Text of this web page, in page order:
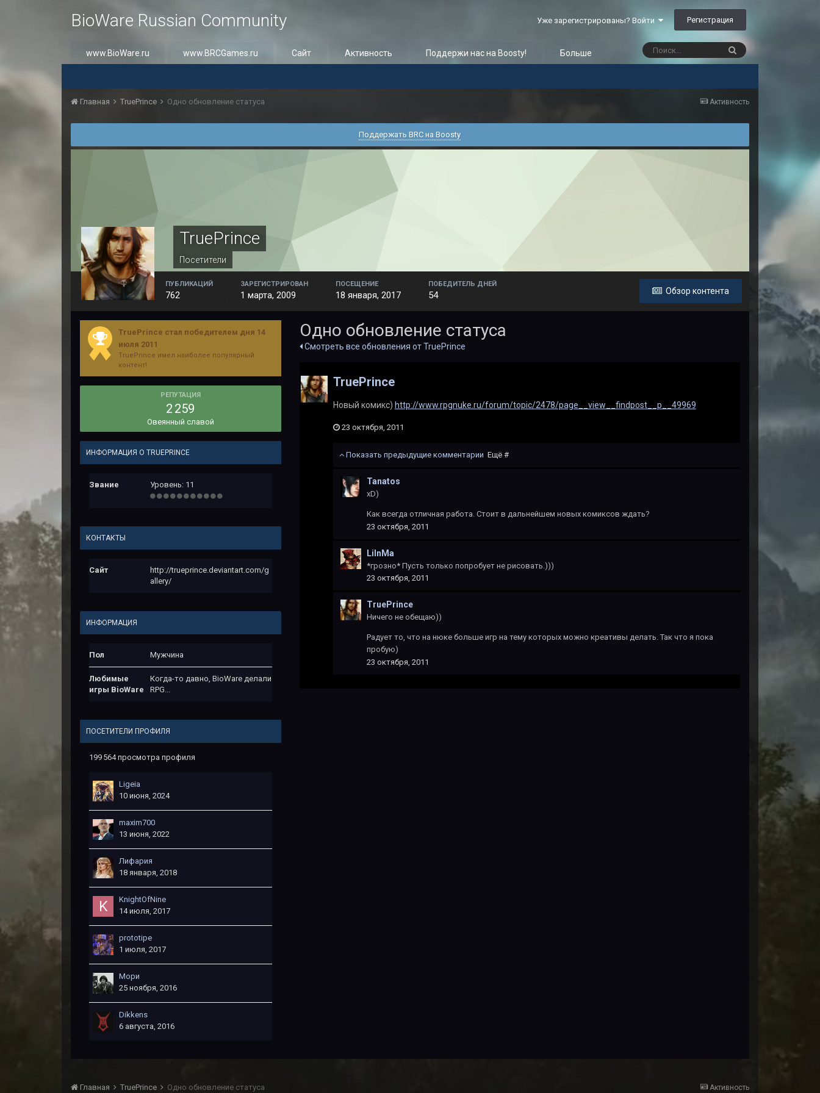
BioWare Russian Community Уже зарегистрированы? Войти Регистрация
www.BioWare.ru www.BRCGames.ru Сайт Активность Поддержи нас на Boosty! Больше
Активность
Главная TruePrince Одно обновление статуса
Поддержать BRC на Boosty
TruePrince
Посетители
Обзор контента
ПУБЛИКАЦИЙ
762
ЗАРЕГИСТРИРОВАН
1 марта, 2009
ПОСЕЩЕНИЕ
18 января, 2017
ПОБЕДИТЕЛЬ ДНЕЙ
54
TruePrince стал победителем дня 14
июля 2011
TruePrince имел наиболее популярный
контент!
РЕПУТАЦИЯ
2 259
Овеянный славой
ИНФОРМАЦИЯ О TRUEPRINCE
Звание Уровень: 11
КОНТАКТЫ
Сайт
http://trueprince.deviantart.com/g
allery/
ИНФОРМАЦИЯ
Пол Мужчина
Любимые
игры BioWare
Когда-то давно, BioWare делали
RPG...
ПОСЕТИТЕЛИ ПРОФИЛЯ
199 564 просмотра профиля
Ligeia
10 июня, 2024
maxim700
13 июня, 2022
Лифария
18 января, 2018
KnightOfNine
14 июля, 2017
prototipe
1 июля, 2017
Мори
25 ноября, 2016
Dikkens
6 августа, 2016
Одно обновление статуса
Смотреть все обновления от TruePrince
TruePrince
Новый комикс) http://www.rpgnuke.ru/forum/topic/2478/page__view__findpost__p__49969
23 октября, 2011
Показать предыдущие комментарии Ещё #
Tanatos
xD)
Как всегда отличная работа. Стоит в дальнейшем новых комиксов ждать?
23 октября, 2011
LiInMa
*грозно* Пусть только попробует не рисовать.)))
23 октября, 2011
TruePrince
Ничего не обещаю))
Радует то, что на нюке больше игр на тему которых можно креативы делать. Так что я пока
пробую)
23 октября, 2011
Активность
Главная TruePrince Одно обновление статуса